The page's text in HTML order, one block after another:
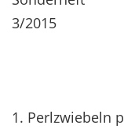
3/2015
1. Perlzwiebeln